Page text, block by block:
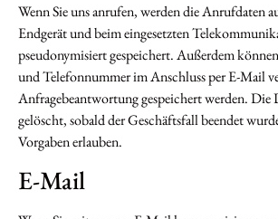
Wenn Sie uns anrufen, werden die Anrufdaten
Endgerät und beim eingesetzten
pseudonymisiert gespeichert. Außerdem
und Telefonnummer im Anschluss per E-Mail
Anfragebeantwortung gespeichert werden. Die
gelöscht, sobald der Geschäftsfall beendet
Vorgaben erlauben.
E-Mail